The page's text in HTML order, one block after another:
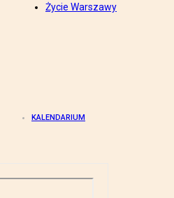
Życie Warszawy
KALENDARIUM